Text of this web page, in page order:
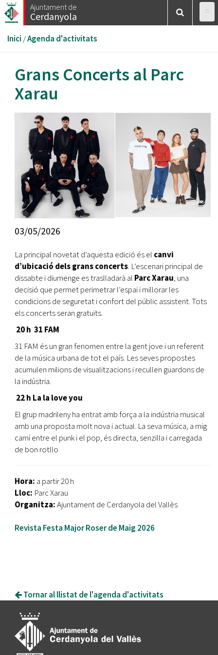
Vés
al
Ajuntament de
Cerdanyola
Esteu
aquí
Inici /Agenda d'activitats
Grans Concerts al Parc
Xarau
03/05/2026
La principal novetat d’aquesta edició és el canvi
d’ubicació dels grans concerts. L’escenari principal de
dissabte i diumenge es traslladarà al Parc Xarau, una
decisió que permet perimetrar l’espai i millorar les
condicions de seguretat i confort del públic assistent. Tots
els concerts seran gratuïts.
20 h 31 FAM
31 FAM és un gran fenomen entre la gent jove i un referent
de la música urbana de tot el país. Les seves propostes
acumulen milions de visualitzacions i recullen guardons de
la indústria.
22 h La la love you
El grup madrileny ha entrat amb força a la indústria musical
amb una proposta molt nova i actual. La seva música, a mig
camí entre el punk i el pop, és directa, senzilla i carregada
de bon rotllo
Hora: a partir 20 h
Lloc: Parc Xarau
Organitza:Ajuntament de Cerdanyola del Vallès
Revista Festa Major Roser de Maig 2026
Tornar al llistat de l'agenda d'activitats